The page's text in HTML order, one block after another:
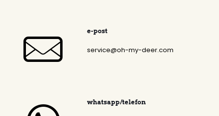
e-post
service@oh-my-deer.com
whatsapp/telefon